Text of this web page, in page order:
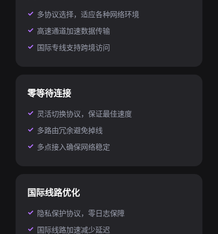
多协议选择，适应各种网络环境
高速通道加速数据传输
国际专线支持跨境访问
零等待连接
灵活切换协议，保证最佳速度
多路由冗余避免掉线
多点接入确保网络稳定
国际线路优化
隐私保护协议，零日志保障
国际线路加速减少延迟